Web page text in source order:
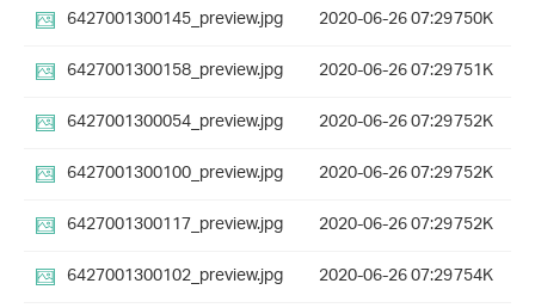
6427001300145_preview.jpg
2020-06-26 07:29750K
6427001300158_preview.jpg
2020-06-26 07:29751K
6427001300054_preview.jpg
2020-06-26 07:29752K
6427001300100_preview.jpg
2020-06-26 07:29752K
6427001300117_preview.jpg
2020-06-26 07:29752K
6427001300102_preview.jpg
2020-06-26 07:29754K